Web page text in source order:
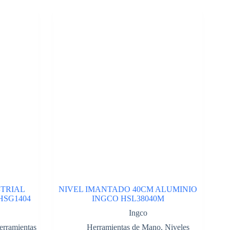
NIVEL IMANTADO 40CM ALUMINIO
INGCO HSL38040M
Ingco
Herramientas de Mano, Niveles